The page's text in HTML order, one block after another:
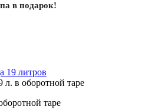
в подарок!
19 литров
в оборотной таре
таре